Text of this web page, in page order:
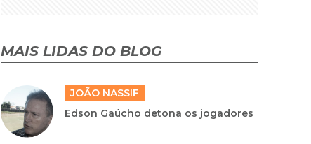
MAIS LIDAS DO BLOG
JOÃO NASSIF
Edson Gaúcho detona os jogadores